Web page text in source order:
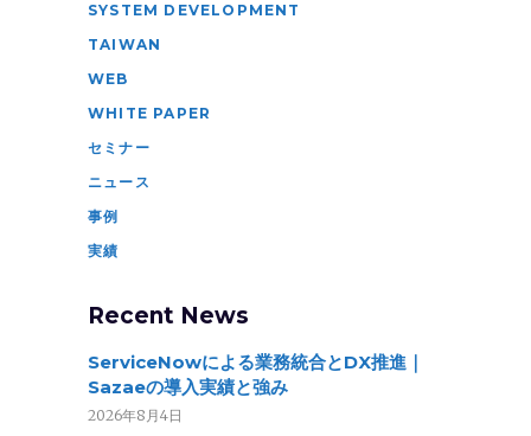
SYSTEM DEVELOPMENT
TAIWAN
WEB
WHITE PAPER
セミナー
ニュース
事例
実績
Recent News
ServiceNowによる業務統合とDX推進｜
Sazaeの導入実績と強み
2026年8月4日